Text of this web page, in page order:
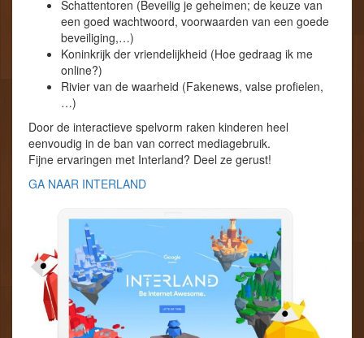
Schattentoren (Beveilig je geheimen; de keuze van
een goed wachtwoord, voorwaarden van een goede
beveiliging,…)
Koninkrijk der vriendelijkheid (Hoe gedraag ik me
online?)
Rivier van de waarheid (Fakenews, valse profielen,
…)
Door de interactieve spelvorm raken kinderen heel
eenvoudig in de ban van correct mediagebruik.
Fijne ervaringen met Interland? Deel ze gerust!
GA NAAR INTERLAND